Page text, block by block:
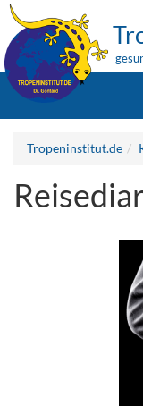
Tropeninstitut.de